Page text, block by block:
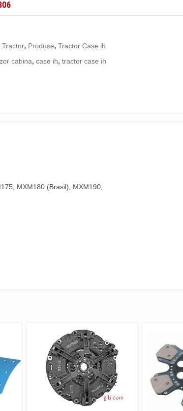
Tractor, Produse,Tractor Case ih
cabina,case ih,tractor case ih
MXM180 (Brasil), MXM190,